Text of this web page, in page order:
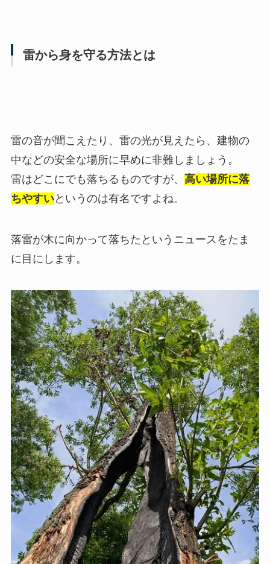
雷から身を守る方法とは
雷の音が聞こえたり、雷の光が見えたら、建物の
中などの安全な場所に早めに非難しましょう。
雷はどこにでも落ちるものですが、 高い場所に落
ちやすいというのは有名ですよね。
落雷が木に向かって落ちたというニュースをたま
に目にします。